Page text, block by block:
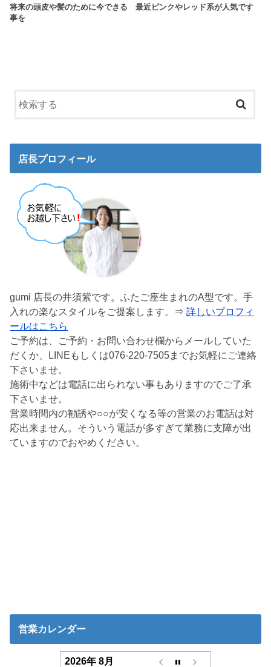
将来の頭皮や髪のために今できる
事を
最近ピンクやレッド系が人気です
店長プロフィール
gumi 店長の井須紫です。ふたご座生まれのA型です。手
入れの楽なスタイルをご提案します。⇒詳しいプロフィ
ールはこちら
ご予約は、ご予約・お問い合わせ欄からメールしていた
だくか、LINEもしくは076-220-7505までお気軽にご連絡
下さいませ。
施術中などは電話に出られない事もありますのでご了承
下さいませ。
営業時間内の勧誘や○○が安くなる等の営業のお電話は対
応出来ません。そういう電話が多すぎて業務に支障が出
ていますのでおやめください。
営業カレンダー
2026年 8月